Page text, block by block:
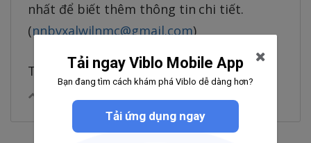
nhất để biết thêm thông tin chi tiết.
(nnbvxalwilnmc@gmail.com)
Trân trọng, Bà Mario Souza
Tải ngay Viblo Mobile App
Bạn đang tìm cách khám phá Viblo dễ dàng hơn?
Tải ứng dụng ngay